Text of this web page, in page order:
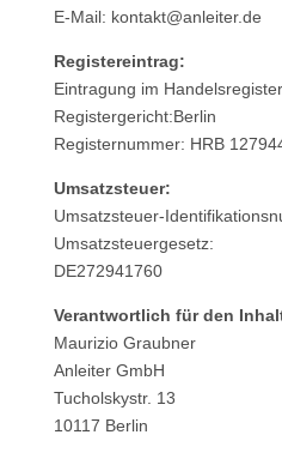
E-Mail: kontakt@anleiter.de
Registereintrag:
Eintragung im Handelsregister.
Registergericht:Berlin
Registernummer: HRB
Umsatzsteuer:
Umsatzsteuer-
Umsatzsteuergesetz:
DE272941760
Verantwortlich für den
Maurizio Graubner
Anleiter GmbH
Tucholskystr. 13
10117 Berlin